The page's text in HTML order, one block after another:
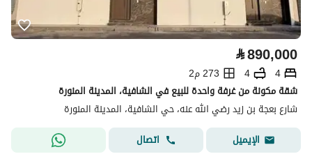
⃁890,000
4
4
273 م2
شقة مكونة من غرفة واحدة للبيع في الشافية، المدينة المنورة
شارع بعجة بن زيد رضي الله عنه، حي الشافية، المدينة المنورة
الإيميل
اتصال